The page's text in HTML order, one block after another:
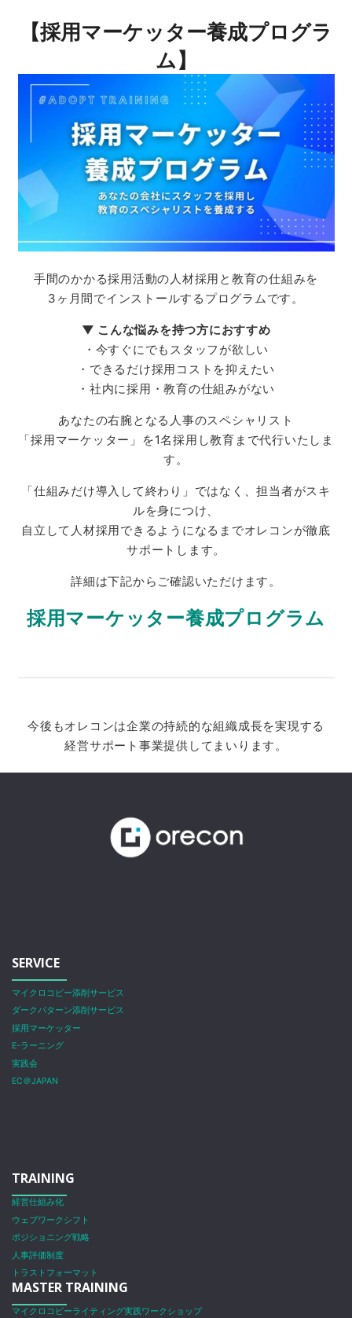
【採用マーケッター養成プログラ
ム】
手間のかかる採用活動の人材採用と教育の仕組みを
3ヶ月間でインストールするプログラムです。
▼ こんな悩みを持つ方におすすめ
・今すぐにでもスタッフが欲しい
・できるだけ採用コストを抑えたい
・社内に採用・教育の仕組みがない
あなたの右腕となる人事のスペシャリスト
「採用マーケッター」を1名採用し教育まで代行いたしま
す。
「仕組みだけ導入して終わり」ではなく、担当者がスキ
ルを身につけ、
自立して人材採用できるようになるまでオレコンが徹底
サポートします。
詳細は下記からご確認いただけます。
採用マーケッター養成プログラム
今後もオレコンは企業の持続的な組織成長を実現する
経営サポート事業提供してまいります。
SERVICE
マイクロコピー添削サービス
ダークパターン添削サービス
採用マーケッター
E-ラーニング
実践会
EC＠JAPAN
TRAINING
経営仕組み化
ウェブワークシフト
ポジショニング戦略
人事評価制度
トラストフォーマット
MASTER TRAINING
マイクロコピーライティング実践ワークショップ